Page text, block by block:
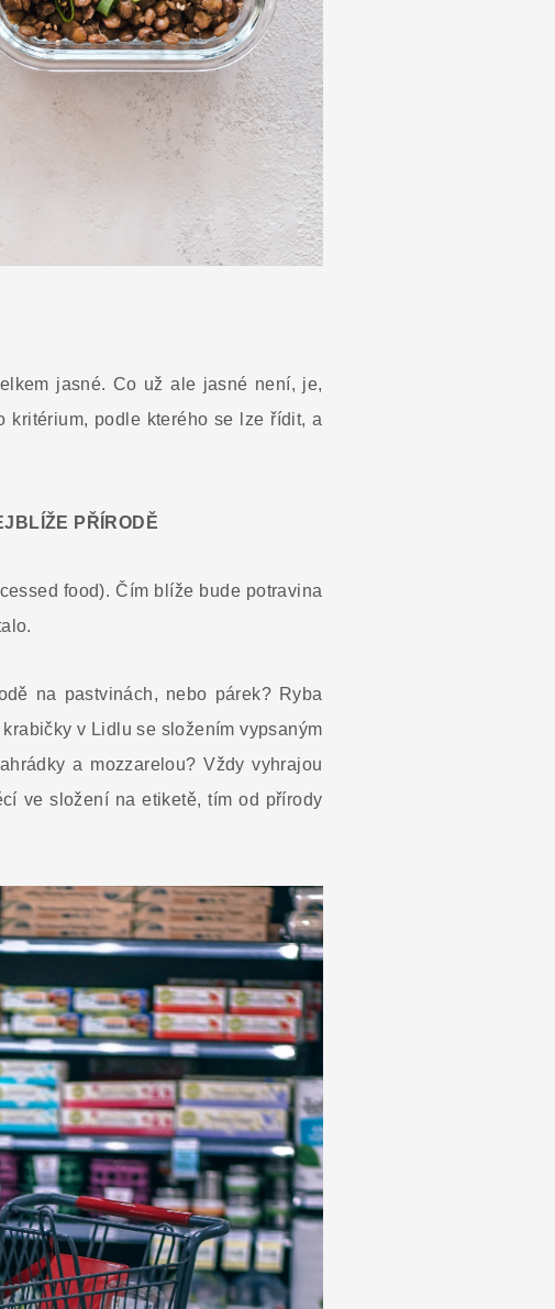
jasné. Co už ale jasné není, je,
kritérium, podle kterého se lze řídit, a
PŘÍRODĚ
food). Čím blíže bude potravina
na pastvinách, nebo párek? Ryba
v Lidlu se složením vypsaným
a mozzarelou? Vždy vyhrajou
ve složení na etiketě, tím od přírody